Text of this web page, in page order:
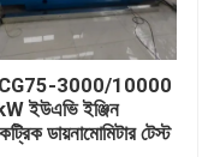
3000/10000
ইউএভি ইঞ্জিন
ডায়নামোমিটার টেস্ট